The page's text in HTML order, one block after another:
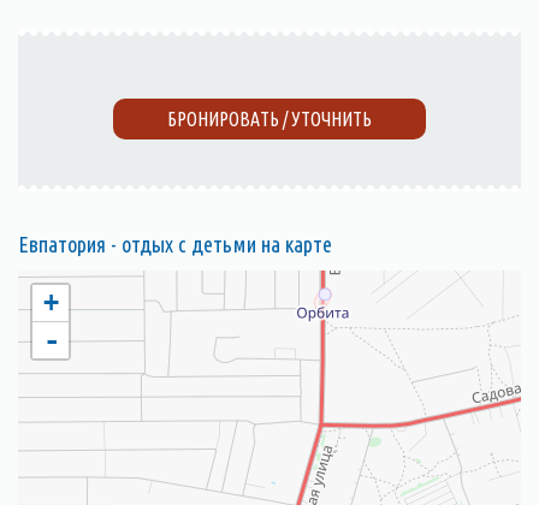
БРОНИРОВАТЬ / УТОЧНИТЬ
Евпатория - отдых с детьми на карте
+
-